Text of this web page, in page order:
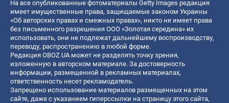
На все опубликованные фотоматериалы Getty Images редакция
имеет имущественные права, защищаемые законом Украины
«Об авторских правах и смежных правах», никто не имеет права
без письменного разрешения ООО «Золотая середина» их
использовать, они не подлежат дальнейшему воспроизводству,
переводу, распространению в любой форме.
Редакция OBOZ.UA может не разделять точку зрения,
изложенную в авторском материале. За достоверность
информации, размещенной в рекламных материалах,
ответственность несет рекламодатель.
Запрещено использование материалов размещенных на этом
сайте, даже с указанием гиперссылки на страницу этого сайта,